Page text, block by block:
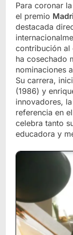
Para coronar
el premio
destacada
contribución al
ha cosechado
nominaciones
Su carrera,
(1986) y
innovadores,
referencia en
celebra tanto
educadora y